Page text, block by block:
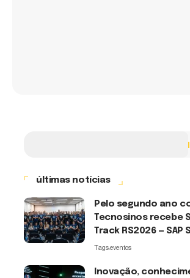
últimas notícias
Pelo segundo ano
Tecnosinos recebe
Track RS2026 — SAP
Tags:eventos
Inovação,